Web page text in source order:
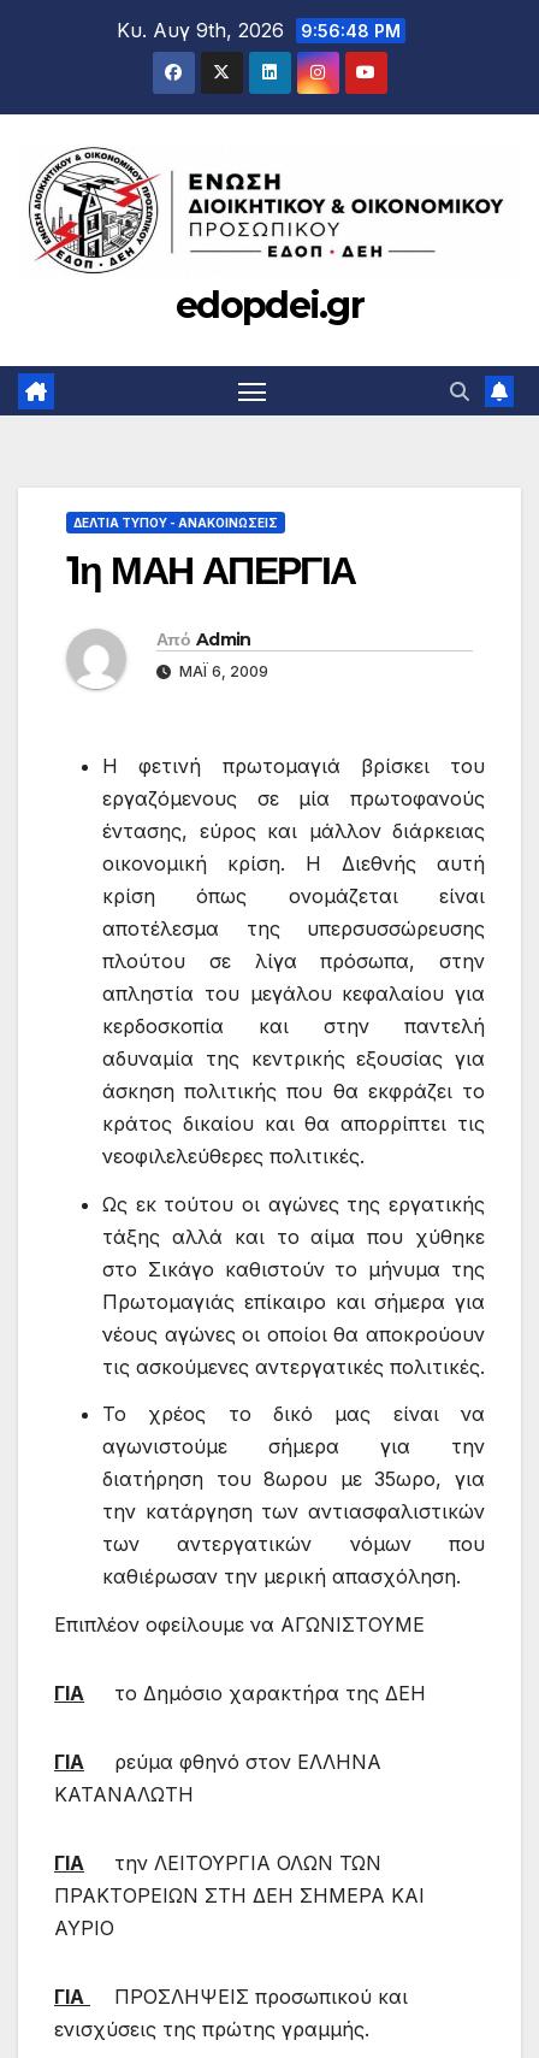
Κυ. Αυγ 9th, 2026 9:56:49 PM
edopdei.gr
ΔΕΛΤΊΑ ΤΎΠΟΥ - ΑΝΑΚΟΙΝΏΣΕΙΣ
1η ΜΑΗ ΑΠΕΡΓΙΑ
Από Admin
ΜΆΙ 6, 2009
Η φετινή πρωτομαγιά βρίσκει του
εργαζόμενους σε μία πρωτοφανούς
έντασης, εύρος και μάλλον διάρκειας
οικονομική κρίση. Η Διεθνής αυτή
κρίση όπως ονομάζεται είναι
αποτέλεσμα της υπερσυσσώρευσης
πλούτου σε λίγα πρόσωπα, στην
απληστία του μεγάλου κεφαλαίου για
κερδοσκοπία και στην παντελή
αδυναμία της κεντρικής εξουσίας για
άσκηση πολιτικής που θα εκφράζει το
κράτος δικαίου και θα απορρίπτει τις
νεοφιλελεύθερες πολιτικές.
Ως εκ τούτου οι αγώνες της εργατικής
τάξης αλλά και το αίμα που χύθηκε
στο Σικάγο καθιστούν το μήνυμα της
Πρωτομαγιάς επίκαιρο και σήμερα για
νέους αγώνες οι οποίοι θα αποκρούουν
τις ασκούμενες αντεργατικές πολιτικές.
Το χρέος το δικό μας είναι να
αγωνιστούμε σήμερα για την
διατήρηση του 8ωρου με 35ωρο, για
την κατάργηση των αντιασφαλιστικών
των αντεργατικών νόμων που
καθιέρωσαν την μερική απασχόληση.
Επιπλέον οφείλουμε να ΑΓΩΝΙΣΤΟΥΜΕ
ΓΙΑ το Δημόσιο χαρακτήρα της ΔΕΗ
ΓΙΑ ρεύμα φθηνό στον ΕΛΛΗΝΑ
ΚΑΤΑΝΑΛΩΤΗ
ΓΙΑ την ΛΕΙΤΟΥΡΓΙΑ ΟΛΩΝ ΤΩΝ
ΠΡΑΚΤΟΡΕΙΩΝ ΣΤΗ ΔΕΗ ΣΗΜΕΡΑ ΚΑΙ
ΑΥΡΙΟ
ΓΙΑ
ΠΡΟΣΛΗΨΕΙΣ προσωπικού και
ενισχύσεις της πρώτης γραμμής.